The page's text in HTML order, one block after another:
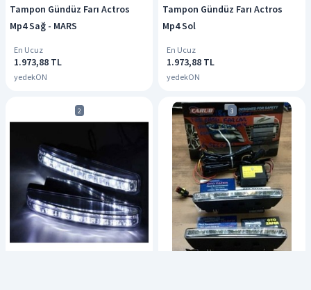
Tampon Gündüz Farı Actros
Mp4 Sağ - MARS
En Ucuz
1.973,88 TL
yedekON
Tampon Gündüz Farı Actros
Mp4 Sol
En Ucuz
1.973,88 TL
yedekON
2 3